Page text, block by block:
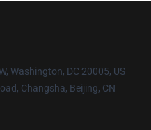
Washington, DC 20005, US
Changsha, Beijing, CN